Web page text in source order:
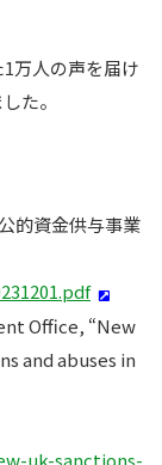
万人の声を届け
た。
的資金供与事業
Office, “New
and abuses in
uk-sanctions-